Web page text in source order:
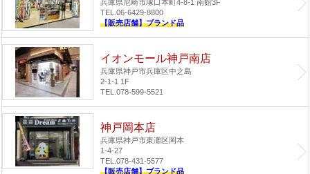
兵庫県尼崎市塚口本町4-8-1 南館3F
TEL.06-6429-8800
【販売店舗】ブランド品
イオンモール神戸南店
兵庫県神戸市兵庫区中之島
2-1-1 1F
TEL.078-599-5521
神戸岡本店
兵庫県神戸市東灘区岡本
1-4-27
TEL.078-431-5577
【販売店舗】ブランド品